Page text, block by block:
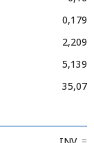
0,179
2,209
5,139
35,07